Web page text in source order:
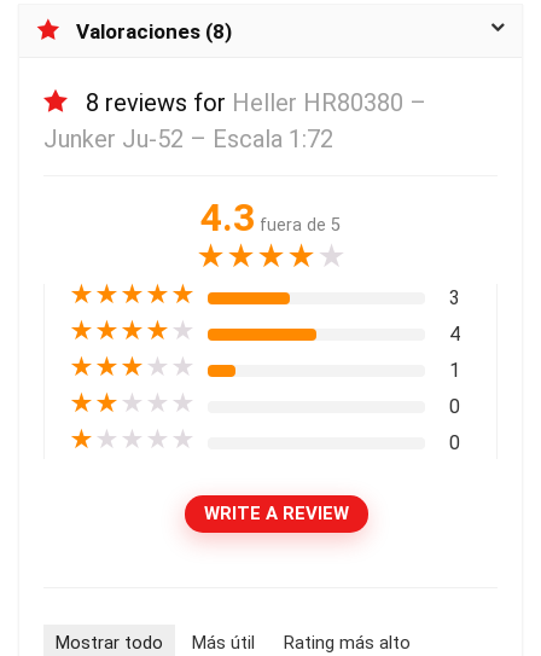
Valoraciones (8)
8 reviews for Heller HR80380 –
Junker Ju-52 – Escala 1:72
4.3 fuera de 5
★★★★★
★★★★★ 3
★★★★ ★ 4
★★★ ★ ★ 1
★★ ★ ★ ★ 0
★ ★ ★ ★ ★ 0
WRITE A REVIEW
Mostrar todo Más útil
Rating más alto